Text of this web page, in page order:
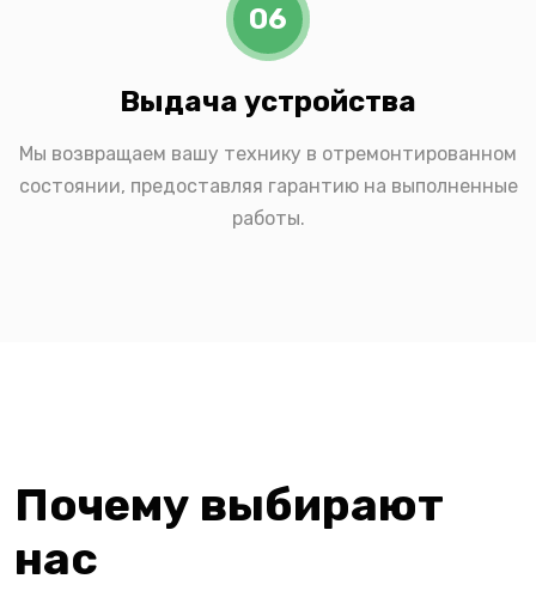
06
Выдача устройства
Мы возвращаем вашу технику в отремонтированном
состоянии, предоставляя гарантию на выполненные
работы.
Почему выбирают
нас